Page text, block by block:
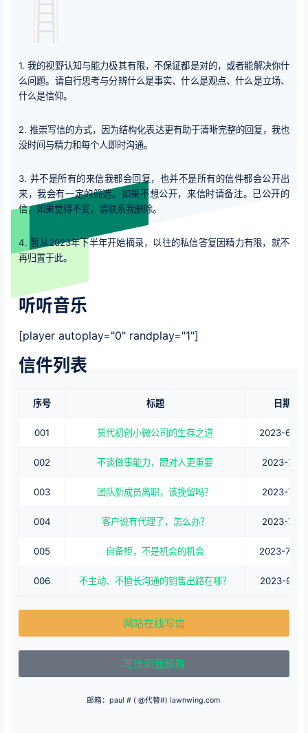
1. 我的视野认知与能力极其有限，不保证都是对的，或者能解决你什
么问题。请自行思考与分辨什么是事实、什么是观点、什么是立场、
什么是信仰。
2. 推崇写信的方式，因为结构化表达更有助于清晰完整的回复，我也
没时间与精力和每个人即时沟通。
3. 并不是所有的来信我都会回复，也并不是所有的信件都会公开出
来，我会有一定的筛选。如果不想公开，来信时请备注。已公开的
信，如果觉得不妥，请联系我删除。
4. 暂从2023年下半年开始摘录，以往的私信答复因精力有限，就不
再归置于此。
听听音乐
[player autoplay="0" randplay="1"]
信件列表
序号 标题 日期
001 货代初创小微公司的生存之道 2023-6-30
002 不谈做事能力，跟对人更重要 2023-7-3
003 团队新成员离职，该挽留吗？ 2023-7-3
004 客户说有代理了，怎么办？ 2023-7-7
005 自备柜，不是机会的机会 2023-7-26
006 不主动、不擅长沟通的销售出路在哪？ 2023-9-13
网站在线写信
写信到我邮箱
邮箱：paul # ( @代替#) lawnwing.com